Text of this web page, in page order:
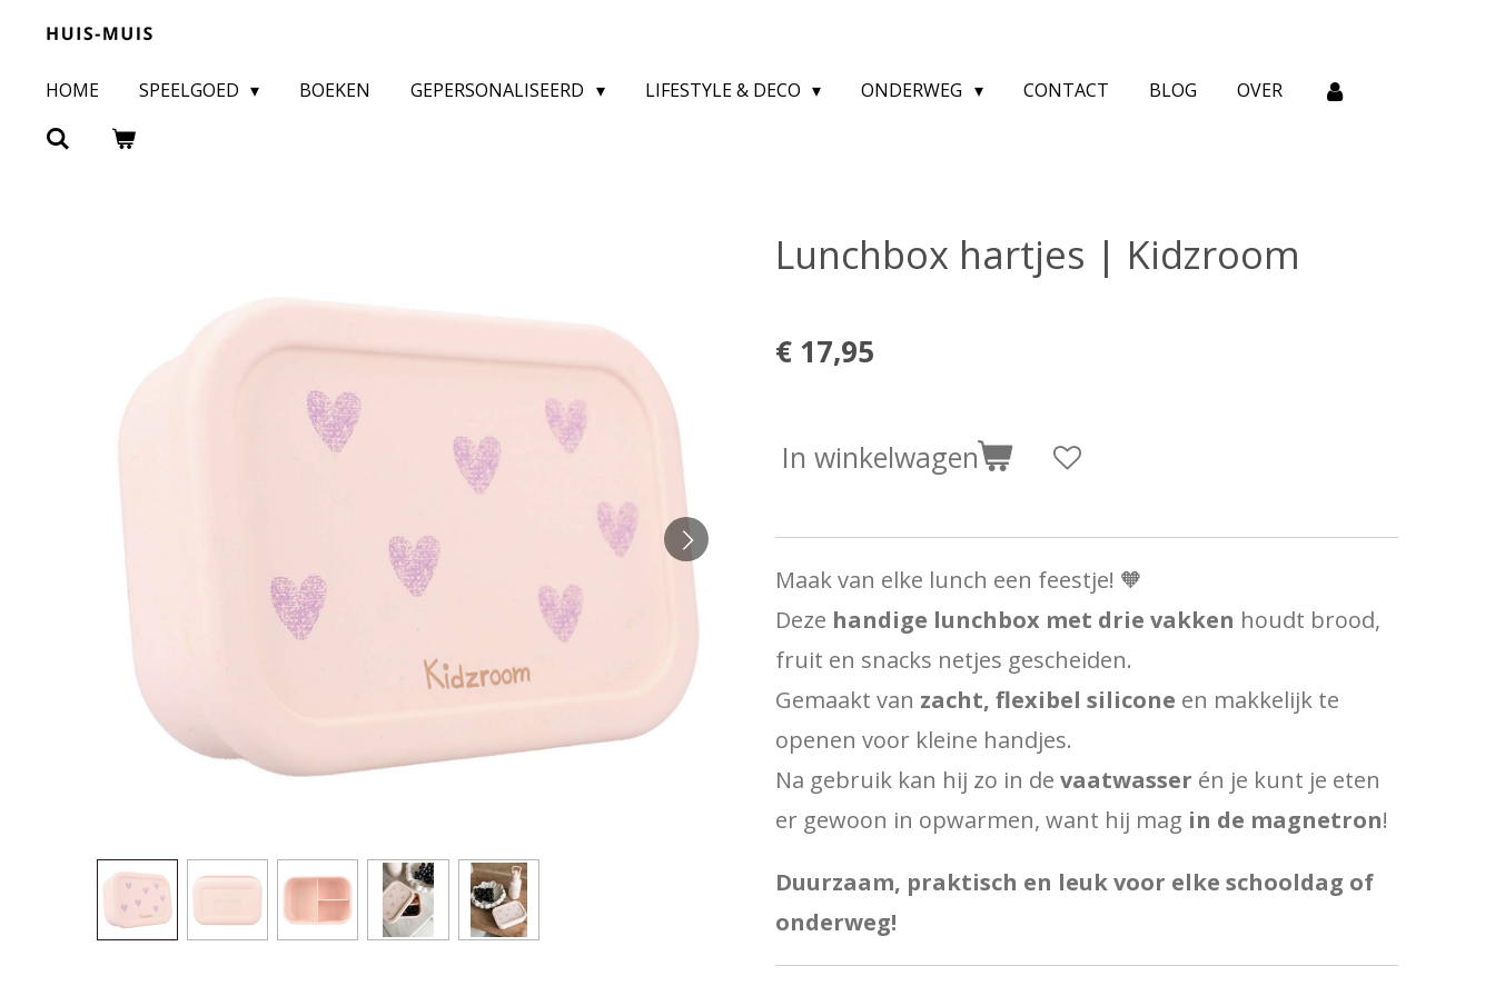
HOME SPEELGOED BOEKEN GEPERSONALISEERD LIFESTYLE & DECO ONDERWEG CONTACT BLOG OVER
Lunchbox hartjes | Kidzroom
€ 17,95
In winkelwagen
Maak van elke lunch een feestje! 🧡
Deze handige lunchbox met drie vakken houdt brood,
fruit en snacks netjes gescheiden.
Gemaakt van zacht, flexibel silicone en makkelijk te
openen voor kleine handjes.
Na gebruik kan hij zo in de vaatwasser én je kunt je eten
er gewoon in opwarmen, want hij mag in de magnetron!
Duurzaam, praktisch en leuk voor elke schooldag of
onderweg!